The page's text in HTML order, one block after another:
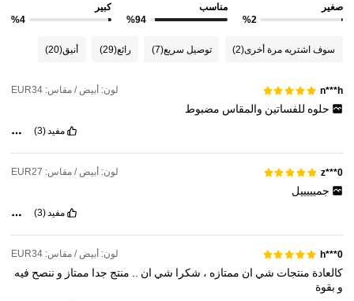
صغير
%2
مناسب
%94
كبير
%4
سوف اشتريه مرة أخرى(2) توصيل سريع(7) رائع(29) أنيق(20)
n***h لون: أبيض / مقاس: EUR34
حلوه للفساتين والمقاس مضبوط
مفيد(3)
z***0 لون: أبيض / مقاس: EUR27
جميييييل
مفيد(3)
h***0 لون: أبيض / مقاس: EUR34
كالعادة منتجات شي ان ممتازه ، شكرا شي ان .. منتج جدا ممتاز و ننصح فيه
و بقوة